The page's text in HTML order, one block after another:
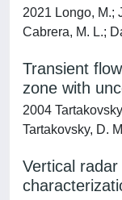
2021 Longo, M.;
Cabrera, M. L.;
Transient
zone with
2004
Tartakovsky, D.
Vertical